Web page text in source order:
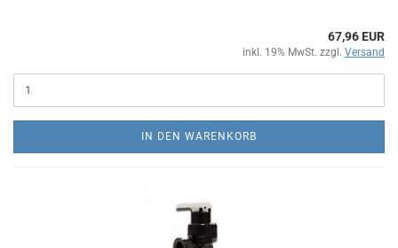
67,96 EUR
inkl. 19% MwSt. zzgl. Versand
IN DEN WARENKORB